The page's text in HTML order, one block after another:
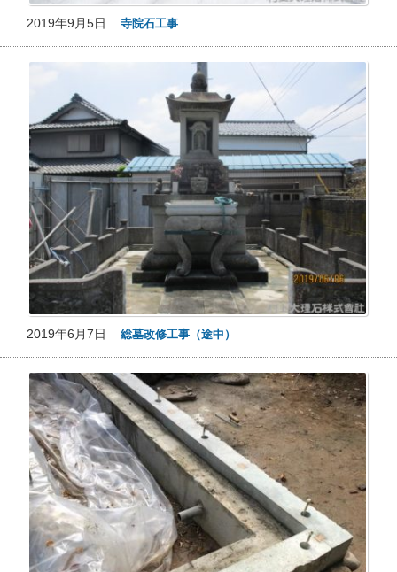
2019年9月5日 寺院石工事
2019年6月7日 総墓改修工事（途中）